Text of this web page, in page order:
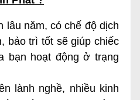
lâu năm, có chế độ dịch
bảo trì tốt sẽ giúp chiếc
bạn hoạt động ở trạng
lành nghề, nhiều kinh